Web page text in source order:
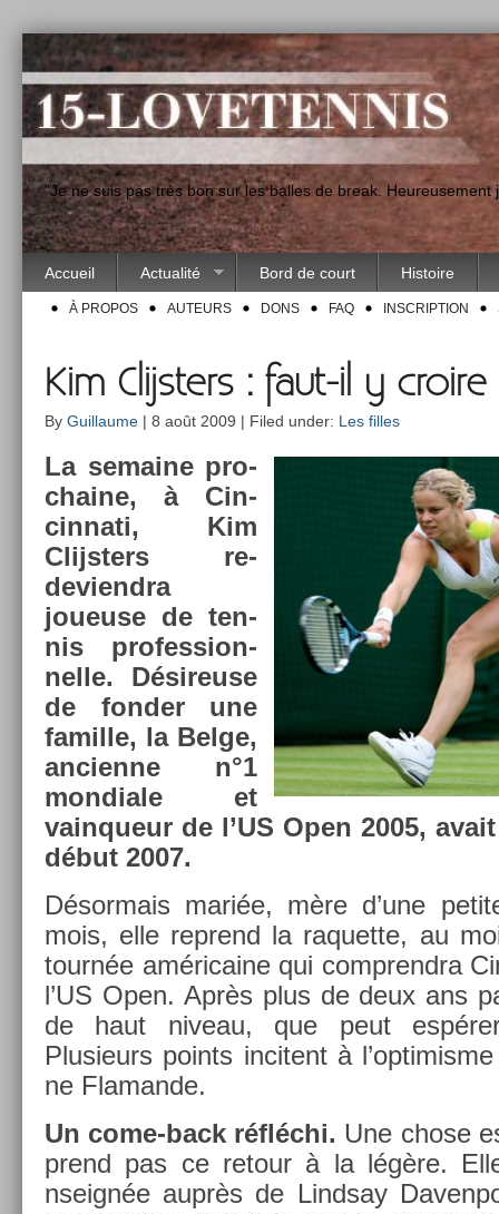
"Je ne suis pas très bon sur les balles de break.
Accueil Actualité Bord de court Histoire
À PROPOS AUTEURS DONS FAQ INSCRIPTION
Kim Clijsters : faut-il y croire
By Guillaume | 8 août 2009 | Filed under: Les filles
La semaine pro­
chaine, à Cin­
cinnati, Kim
Clijst­ers re­
deviendra
joueuse de ten­
nis pro­fes­sion­
nelle. Désireuse
de fond­er une
famil­le, la Belge,
an­cien­ne n°1
mon­diale et
vain­queur de l’US Open 2005,
début 2007.
Désor­mais mariée, mère d’une
mois, elle re­prend la raquet­te, au
tournée américaine qui com­prendra
l’US Open. Après plus de deux ans
de haut niveau, que peut
Plusieurs points in­citent à
ne Flaman­de.
Un come-back réfléchi. Une chose
prend pas ce re­tour à la légère.
nseignée auprès de Li­ndsay